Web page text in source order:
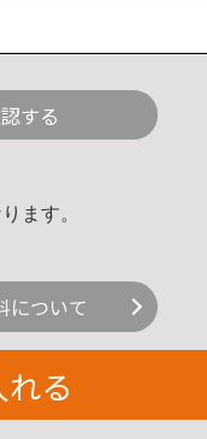
する
ます。
について
る